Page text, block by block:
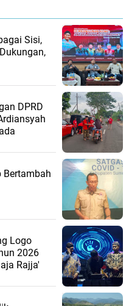
Sisi,
DPRD
Bertambah
Logo
2026
Rajja'